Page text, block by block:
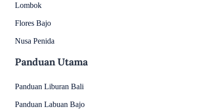
Lombok
Flores Bajo
Nusa Penida
Panduan Utama
Panduan Liburan Bali
Panduan Labuan Bajo